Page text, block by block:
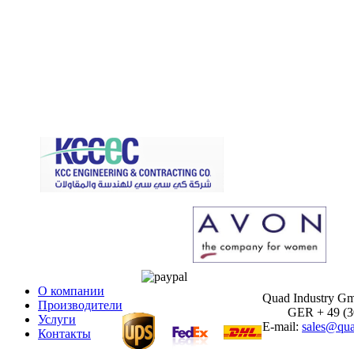
О компании
Производители
Услуги
Контакты
Quad Industry
GER + 49
E-mail: